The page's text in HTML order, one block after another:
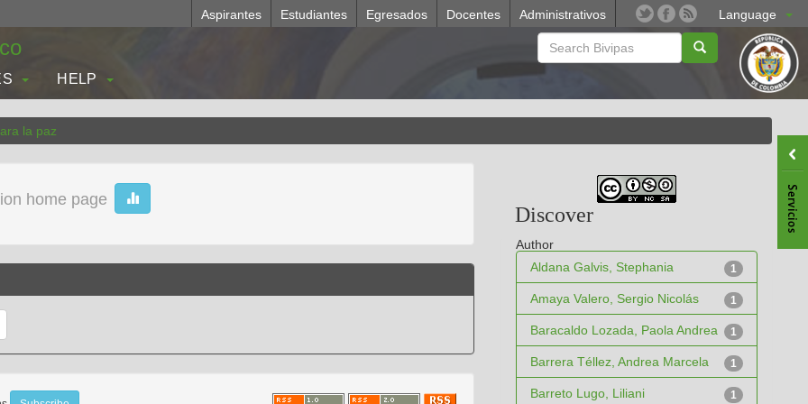
Language
Aspirantes Estudiantes Egresados Docentes Administrativos
HELP
la paz
home page
Discover
Author
1
Aldana Galvis, Stephania
1
Amaya Valero, Sergio Nicolás
1
Baracaldo Lozada, Paola Andrea
1
Barrera Téllez, Andrea Marcela
1
Barreto Lugo, Liliani